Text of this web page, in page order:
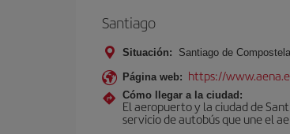
Santiago
Situación: Santiago de Compostela
Página web: https://
Cómo llegar a la ciudad:
El aeropuerto y la ciudad de
servicio de autobús que une el